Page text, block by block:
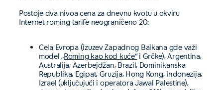
Postoje dva nivoa cena za dnevnu kvotu u okviru
Internet roming tarife neograničeno 20:
Cela Evropa (izuzev Zapadnog Balkana gde važi
model„Roming kao kod kuće“i Grčke), Argentina,
Australija, Azerbejdžan, Brazil, Dominikanska
Republika, Egipat, Gruzija, Hong Kong, Indonezija,
Izrael (uključujući i operatora Jawal Palestine),